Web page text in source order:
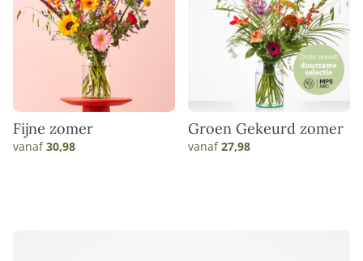
Fijne zomer
vanaf30,98
Groen Gekeurd zomer
vanaf27,98